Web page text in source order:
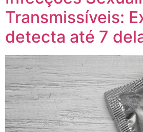
Transmissíveis:
detecta até 7